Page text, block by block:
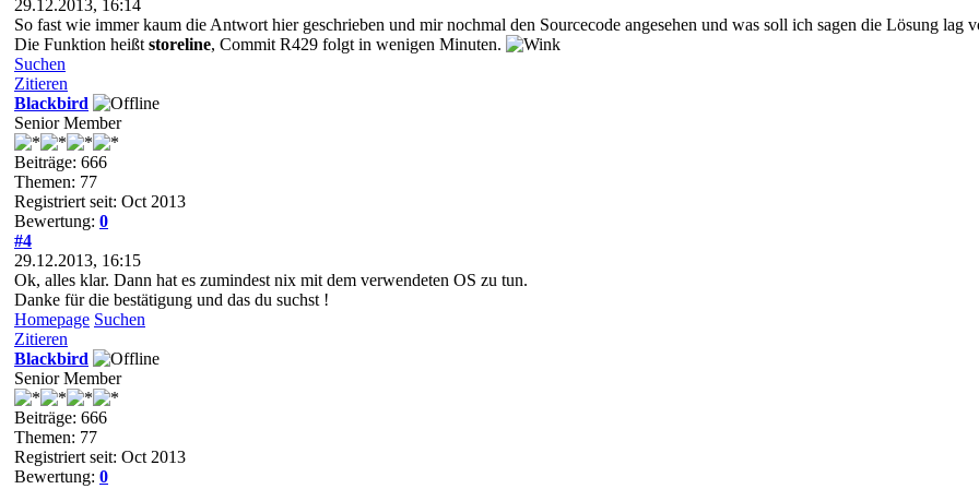
29.12.2013, 16:14
So fast wie immer kaum die Antwort hier geschrieben und mir nochmal den Sourcecode angesehen und was soll ich sagen die Lösung lag
Die Funktion heißt storeline, Commit R429 folgt in wenigen Minuten.
Suchen
Zitieren
Blackbird
Senior Member
Beiträge: 666
Themen: 77
Registriert seit: Oct 2013
Bewertung: 0
#4
29.12.2013, 16:15
Ok, alles klar. Dann hat es zumindest nix mit dem verwendeten OS zu tun.
Danke für die bestätigung und das du suchst !
Homepage Suchen
Zitieren
Blackbird
Senior Member
Beiträge: 666
Themen: 77
Registriert seit: Oct 2013
Bewertung: 0